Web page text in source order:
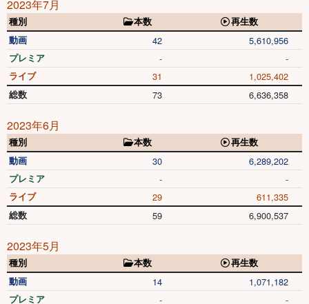
2023年7月
種別 本数
再生数
動画
42 5,610,956
プレミア - -
ライブ 31 1,025,402
総数 73 6,636,358
2023年6月
種別 本数
再生数
動画
30 6,289,202
プレミア - -
ライブ 29 611,335
総数 59 6,900,537
2023年5月
種別 本数
再生数
動画
14 1,071,182
プレミア - -